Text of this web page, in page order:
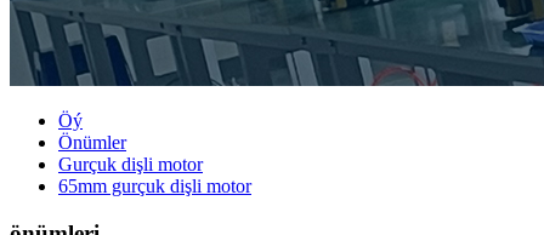
Öý
Önümler
Gurçuk dişli motor
65mm gurçuk dişli motor